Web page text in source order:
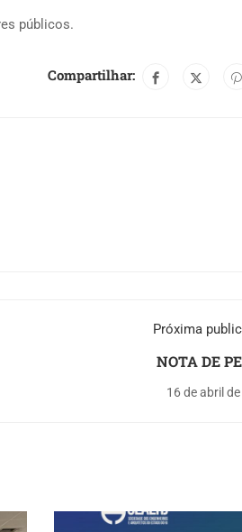
públicos.
Compartilhar:
Próxima
NOTA DE
16 de abril